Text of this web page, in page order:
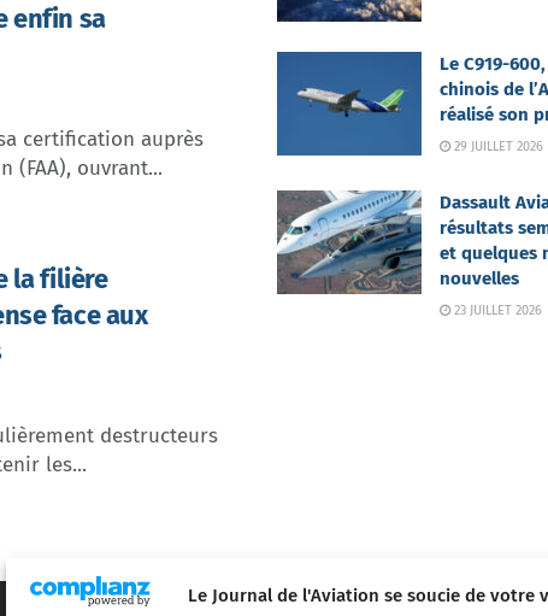
Le Journal de l'Aviation se soucie de votre
enfin sa
certification auprès
(FAA), ouvrant...
la filière
face aux
destructeurs
les...
Le C919-
chinois de
réalisé son
29 JUILLET 2026
Dassault
résultats
et quelques
nouvelles
23 JUILLET 2026